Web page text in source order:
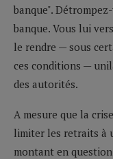
banque".
banque. Vous lui
le rendre — sous
ces conditions —
des autorités.
A mesure que la
limiter les retraits à
montant en